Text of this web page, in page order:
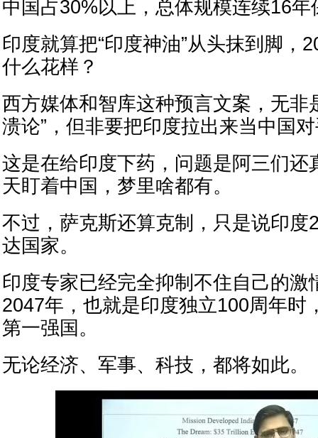
中国占30%‌以上，总体规模连续16
印度就算把“印度神油”从头抹到脚，
什么花样？
西方媒体和智库这种预言文案，无非
溃论”，但非要把印度拉出来当中国
这是在给印度下药，问题是阿三们还
天盯着中国，梦里啥都有。
不过，萨克斯还算克制，只是说印度
达国家。
印度专家已经完全抑制不住自己的激
2047年，也就是印度独立100周年时
第一强国。
无论经济、军事、科技，都将如此。